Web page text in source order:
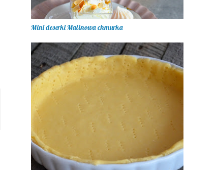
Mini deserki Malinowa chmurka